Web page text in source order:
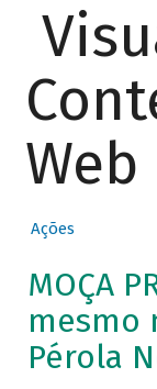
Web
Ações
MOÇA
mesmo
Pérola